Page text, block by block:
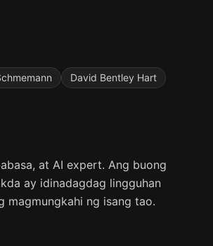
David Bentley Hart
at AI expert. Ang buong
ay idinadagdag lingguhan
magmungkahi ng isang tao.